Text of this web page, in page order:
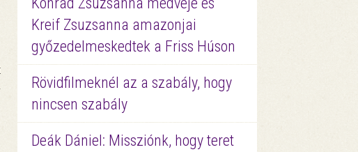
Kreif Zsuzsanna amazonjai
győzedelmeskedtek a Friss Húson
Rövidfilmeknél az a szabály, hogy
nincsen szabály
Deák Dániel: Missziónk, hogy teret